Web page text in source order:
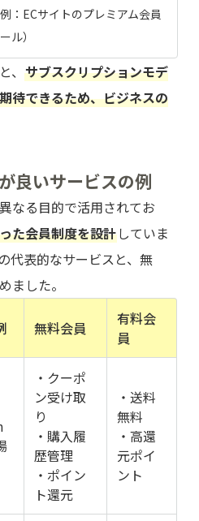
：ECサイトのプレミアム会員
ル）
、サブスクリプションモデ
待できるため、ビジネスの
良いサービスの例
なる目的で活用されてお
た会員制度を設計していま
代表的なサービスと、無
ました。
無料会員
有料会
員
・クーポ
ン受け取
り
・購入履
歴管理
・ポイン
ト還元
・送料
無料
・高還
元ポイ
ント